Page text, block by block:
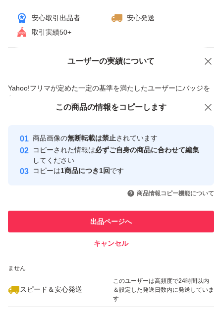
安心取引出品者
安心発送
取引実績50+
ユーザーの実績について
Yahoo!フリマが定めた一定の基準を満たしたユーザーにバッジを
付与しています
安心取引出品者
心・安全なユーザーです
取引実績
引を完了させた実績があります
での取引実績があります
ません
スピード＆安心発送
このユーザーは高頻度で24時間以内
＆設定した発送日数内に発送していま
す
価格の相談 商品への質問
この商品の情報をコピーします
商品画像の無断転載は禁止されています
コピーされた情報は必ずご自身の商品に合わせて編集
してください
コピーは1商品につき1回です
商品情報コピー機能について
出品ページへ
キャンセル
この商品をみている人にオススメ